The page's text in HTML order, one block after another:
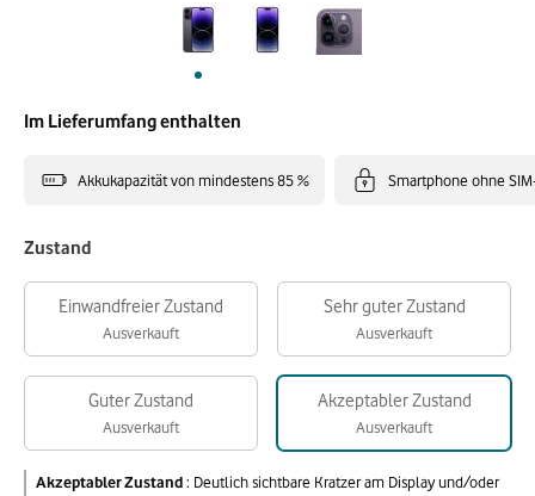
Im Lieferumfang enthalten
Akkukapazität von mindestens 85 % Smartphone ohne
Zustand
Einwandfreier Zustand
Ausverkauft
Sehr guter Zustand
Ausverkauft
Guter Zustand
Ausverkauft
Akzeptabler Zustand
Ausverkauft
Akzeptabler Zustand: Deutlich sichtbare Kratzer am Display und/oder